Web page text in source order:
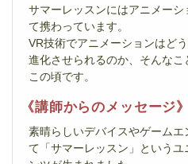
サマーレッスンにはアニメーシ
て携わっています。
VR技術でアニメーションはどう
進化させられるのか、そんなこ
この頃です。
《講師からのメッセージ》
素晴らしいデバイスやゲームエ
て「サマーレッスン」というユ